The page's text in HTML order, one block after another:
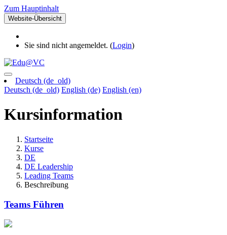
Zum Hauptinhalt
Website-Übersicht
Sie sind nicht angemeldet. (Login)
Deutsch ‎(de_old)‎
Deutsch ‎(de_old)‎ English ‎(de)‎ English ‎(en)‎
Kursinformation
Startseite
Kurse
DE
DE Leadership
Leading Teams
Beschreibung
Teams Führen